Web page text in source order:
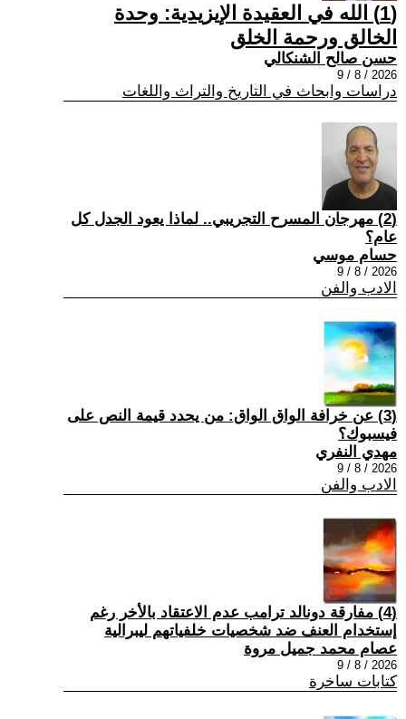
(1) الله في العقيدة الإيزيدية: وحدة
الخالق ورحمة الخلق
حسن صالح الشنكالي
2026 / 8 / 9
دراسات وابحاث في التاريخ والتراث واللغات
(2) مهرجان المسرح التجريبي.. لماذا يعود الجدل كل
عام؟
حسام موسي
2026 / 8 / 9
الادب والفن
(3) عن خرافة الواق الواق: من يحدد قيمة النص على
فيسبوك؟
مهدي النفري
2026 / 8 / 9
الادب والفن
(4) مفارقة دونالد ترامب عدم الاعتقاد بالأخر رغم
إستخدام العنف ضد شخصيات خلفياتهم ليبرالية
عصام محمد جميل مروة
2026 / 8 / 9
كتابات ساخرة